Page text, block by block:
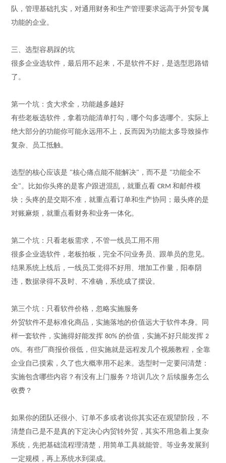
队，管理基础扎实，对通用财务和生产管理要求远高于外贸专属
功能的企业。
三、选型容易踩的坑
很多企业选软件，最后用不起来，不是软件不好，是选型思路错
了。
第一个坑：贪大求全，功能越多越好
有些老板选软件，拿着功能清单打勾，哪个勾多选哪个。实际上
绝大部分的功能你可能永远用不上，反而因为功能太多导致操作
复杂、员工抵触。
选型的核心应该是 "核心痛点能不能解决" ，而不是 "功能全不
全" 。比如你头疼的是客户跟进混乱，就重点看CRM和邮件模
块；头疼的是交期不准，就重点看订单和生产协同；最头疼的是
对账麻烦，就重点看财务和业务一体化。
第二个坑：只看老板需求，不管一线员工用不用
很多企业选软件，老板拍板，完全不问业务员、跟单员的意见。
结果系统上线后，一线员工觉得不好用、增加工作量，阳奉阴
违，数据录得不及时、不准确，系统成了摆设。
第三个坑：只看软件价格，忽略实施服务
外贸软件不是标准化商品，实施落地的价值远大于软件本身。同
样一套软件，实施得好能发挥 80% 的价值，实施不好只能发挥 2
0%。有些厂商报价很低，但实施就是远程发几个视频教程，全靠
企业自己摸索， 久了也大概率用不起来。选型时一定要问清楚：
实施包含哪些内容？有没有上门服务？培训几次？后续服务怎么
收费？
如果你的团队还很小、订单不多或者说你其实还在观望阶段，不
清楚自己是不是真的下定决心内贸转外贸 ，其实不用急着上复杂
系统，先把基础流程理清楚，用简单工具就能管。等业务发展到
一定规模，再上系统水到渠成。